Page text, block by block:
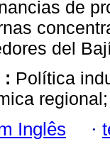
de
del
: Política
Inglês ·